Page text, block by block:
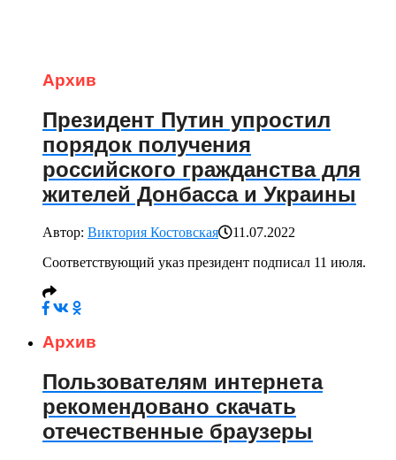
Архив
Президент Путин упростил
порядок получения
российского гражданства для
жителей Донбасса и Украины
Автор: Виктория Костовская
11.07.2022
Соответствующий указ президент подписал 11 июля.
Архив
Пользователям интернета
рекомендовано скачать
отечественные браузеры